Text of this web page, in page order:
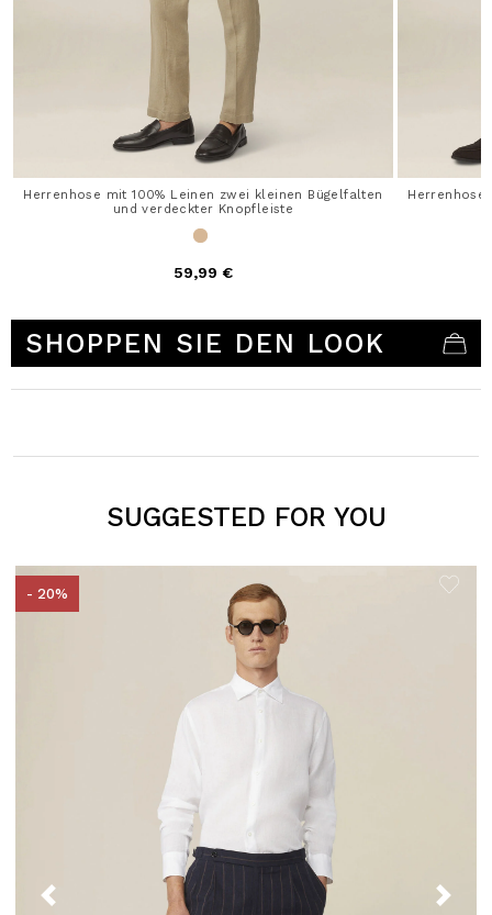
Herrenhose mit 100% Leinen zwei kleinen Bügelfalten
und verdeckter Knopfleiste
59,99 €
Herrenhose
SHOPPEN SIE DEN LOOK
SUGGESTED FOR YOU
- 20%